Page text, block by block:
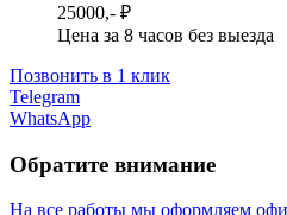
25000,- ₽
Цена за 8 часов без выезда
Позвонить в 1 клик
Telegram
WhatsApp
Обратите внимание
На все работы мы оформляем